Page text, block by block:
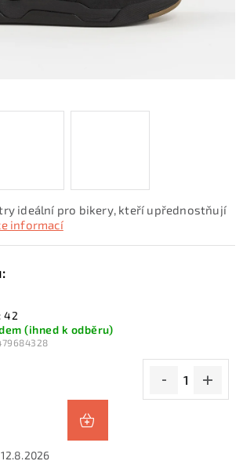
ideální pro bikery, kteří upřednostňují
informací
42
(ihned k odběru)
12.8.2026